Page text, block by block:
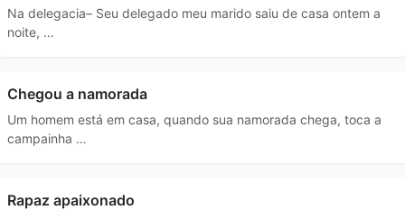
Na delegacia– Seu delegado meu marido saiu de casa ontem a
noite, …
Chegou a namorada
Um homem está em casa, quando sua namorada chega, toca a
campainha …
Rapaz apaixonado